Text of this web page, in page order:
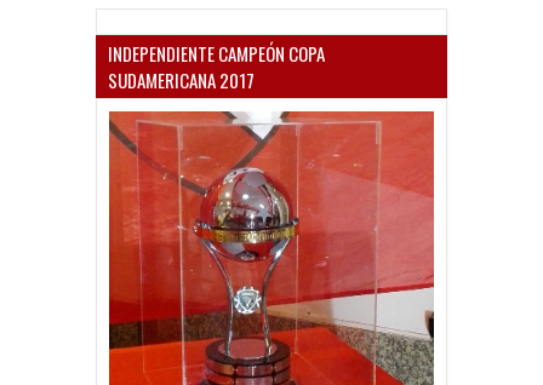
INDEPENDIENTE CAMPEÓN COPA
SUDAMERICANA 2017